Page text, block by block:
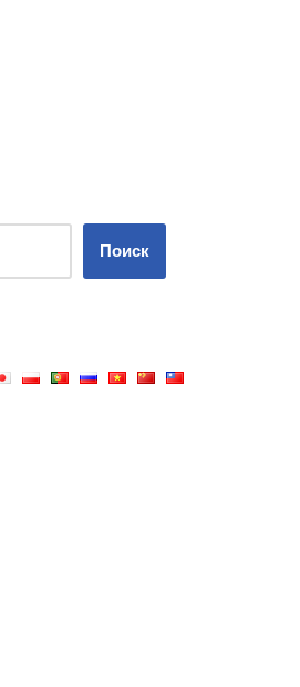
Поиск